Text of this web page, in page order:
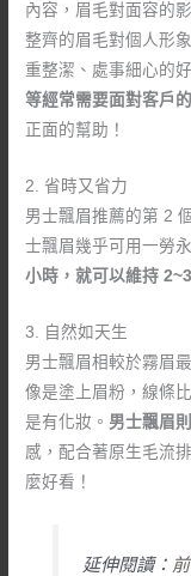
內容，眉毛對面容的
整齊的眉毛對個人形
重整潔、處事細心的
等經常需要面對客戶
正面的幫助！
2. 省時又省力
男士飄眉推薦的第 2
士飄眉幾乎可用一勞
小時，就可以維持
3. 自然如天生
男士飄眉相較於霧眉
像是塗上眉粉，線條
是有化妝。 男士飄眉
感，配合著原生毛流
麼好看！
延伸閱讀：